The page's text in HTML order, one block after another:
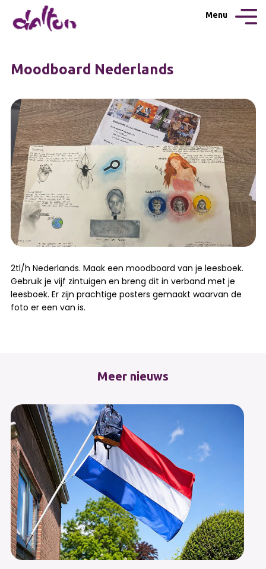
Menu
Moodboard Nederlands
2tl/h Nederlands. Maak een moodboard van je leesboek.
Gebruik je vijf zintuigen en breng dit in verband met je
leesboek. Er zijn prachtige posters gemaakt waarvan de
foto er een van is.
Meer nieuws